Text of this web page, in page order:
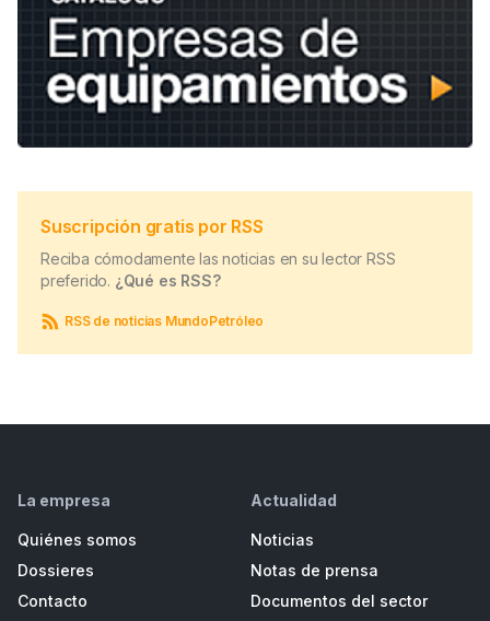
Suscripción gratis por RSS
Reciba cómodamente las noticias en su lector RSS
preferido. ¿Qué es RSS?
RSS de noticias MundoPetróleo
La empresa
Quiénes somos
Dossieres
Contacto
Actualidad
Noticias
Notas de prensa
Documentos del sector